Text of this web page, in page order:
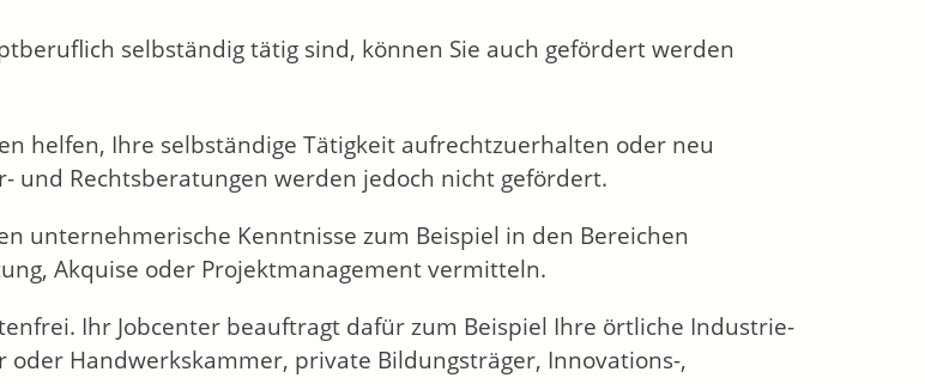
selbständig tätig sind, können Sie auch gefördert werden
helfen, Ihre selbständige Tätigkeit aufrechtzuerhalten oder neu
und Rechtsberatungen werden jedoch nicht gefördert.
unternehmerische Kenntnisse zum Beispiel in den Bereichen
Akquise oder Projektmanagement vermitteln.
Ihr Jobcenter beauftragt dafür zum Beispiel Ihre örtliche Industrie-
oder Handwerkskammer, private Bildungsträger, Innovations-,